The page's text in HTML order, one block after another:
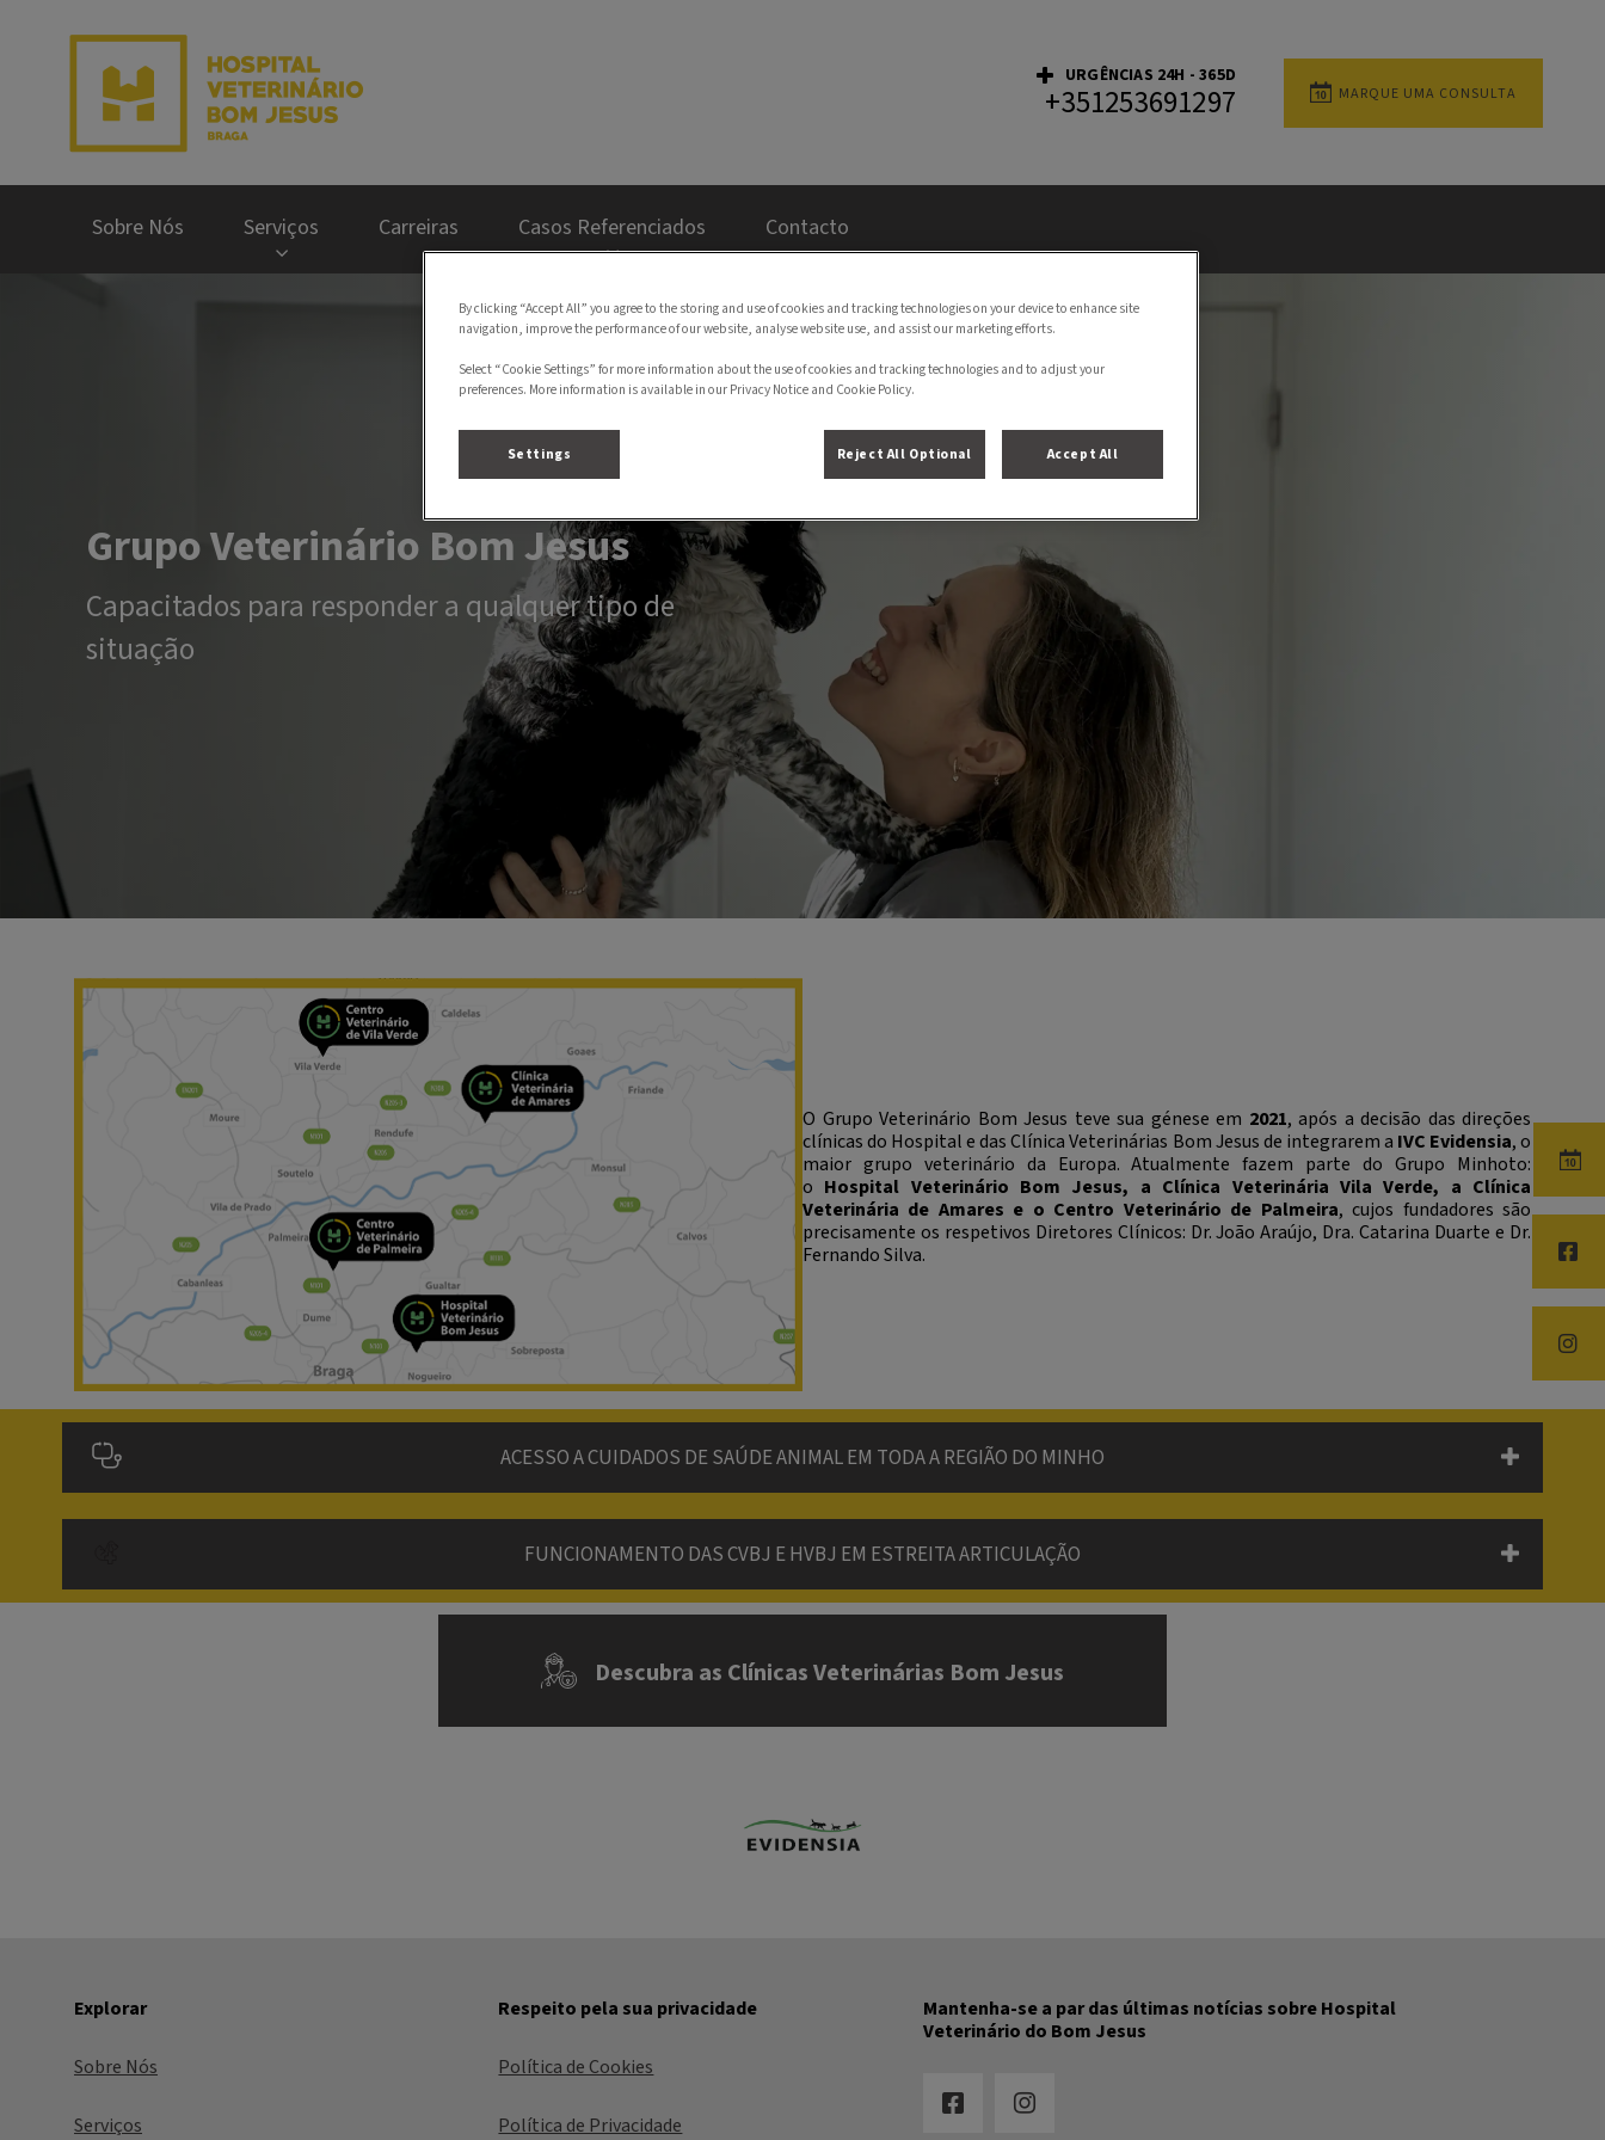
URGÊNCIAS 24H - 365D
+351253691297 MARQUE UMA CONSULTA
Sobre Nós Serviços Carreiras Casos Referenciados Contacto
Grupo Veterinário Bom Jesus
Capacitados para responder a qualquer tipo de
situação
O Grupo Veterinário Bom Jesus teve sua génese em 2021, após a decisão das direções
clínicas do Hospital e das Clínica Veterinárias Bom Jesus de integrarem a IVC Evidensia, o
maior grupo veterinário da Europa. Atualmente fazem parte do Grupo Minhoto:
o Hospital Veterinário Bom Jesus, a Clínica Veterinária Vila Verde, a Clínica
Veterinária de Amares e o Centro Veterinário de Palmeira, cujos fundadores são
precisamente os respetivos Diretores Clínicos: Dr. João Araújo, Dra. Catarina Duarte e Dr.
Fernando Silva.
ACESSO A CUIDADOS DE SAÚDE ANIMAL EM TODA A REGIÃO DO MINHO
FUNCIONAMENTO DAS CVBJ E HVBJ EM ESTREITA ARTICULAÇÃO
Descubra as Clínicas Veterinárias Bom Jesus
Explorar
Sobre Nós
Serviços
Respeito pela sua privacidade
Política de Cookies
Política de Privacidade
Mantenha-se a par das últimas notícias sobre Hospital
Veterinário do Bom Jesus
By clicking “Accept All” you agree to the storing and use of cookies and tracking technologies on your device to enhance site
navigation, improve the performance of our website, analyse website use, and assist our marketing efforts.
Select “Cookie Settings” for more information about the use of cookies and tracking technologies and to adjust your
preferences. More information is available in our Privacy Notice and Cookie Policy.
Settings Reject All Optional Accept All